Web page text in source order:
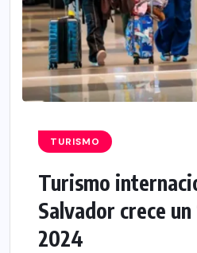
TURISMO
Turismo
Salvador crece un
2024